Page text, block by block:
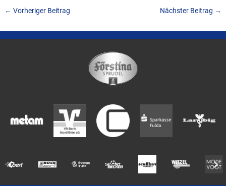
← Vorheriger Beitrag Nächster Beitrag →